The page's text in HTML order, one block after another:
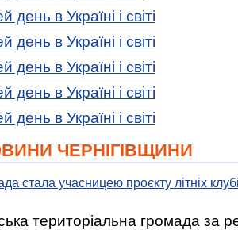
день в Україні і світі
день в Україні і світі
день в Україні і світі
день в Україні і світі
день в Україні і світі
ЧЕРНІГІВЩИНИ
стала учасницею проєкту літніх
територіальна громада за